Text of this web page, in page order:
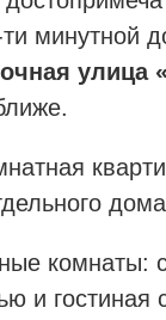
минутной
улица
комнаты:
и гостиная